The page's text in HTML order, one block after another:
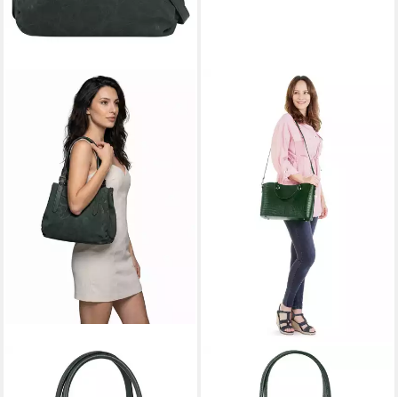
SAMANTHA LOOK
Henkeltasche, echt Leder,
Henkeltasche, echt Leder,